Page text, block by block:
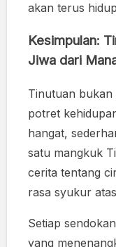
akan terus
Kesimpulan:
Jiwa dari
Tinutuan bukan
potret
hangat,
satu mangkuk
cerita tentang
rasa syukur
Setiap
yang